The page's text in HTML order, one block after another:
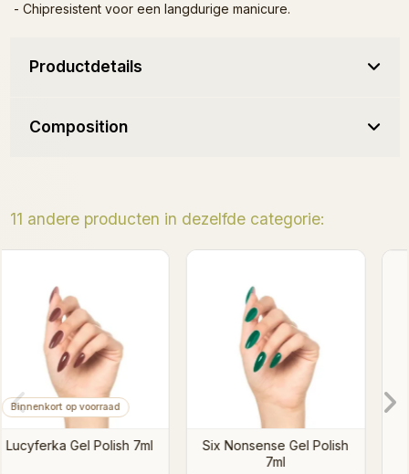
- Chipresistent voor een langdurige manicure.
Productdetails
Composition
11 andere producten in dezelfde categorie:
Binnenkort op voorraad